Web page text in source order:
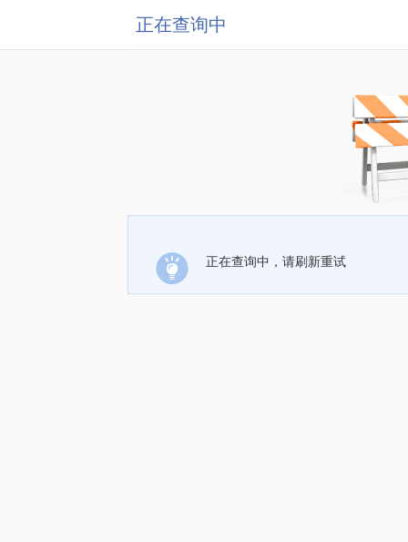
正在查询中
正在查询中，请刷新重试